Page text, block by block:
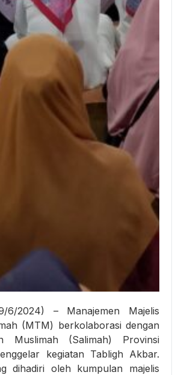
6/2024) – Manajemen Majelis
(MTM) berkolaborasi dengan
Muslimah (Salimah) Provinsi
kegiatan Tabligh Akbar.
dihadiri oleh kumpulan majelis